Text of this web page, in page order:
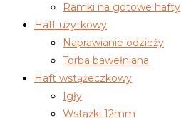
Ramki na gotowe hafty
Haft użytkowy
Naprawianie odzieży
Torba bawełniana
Haft wstążeczkowy
Igły
Wstążki 12mm